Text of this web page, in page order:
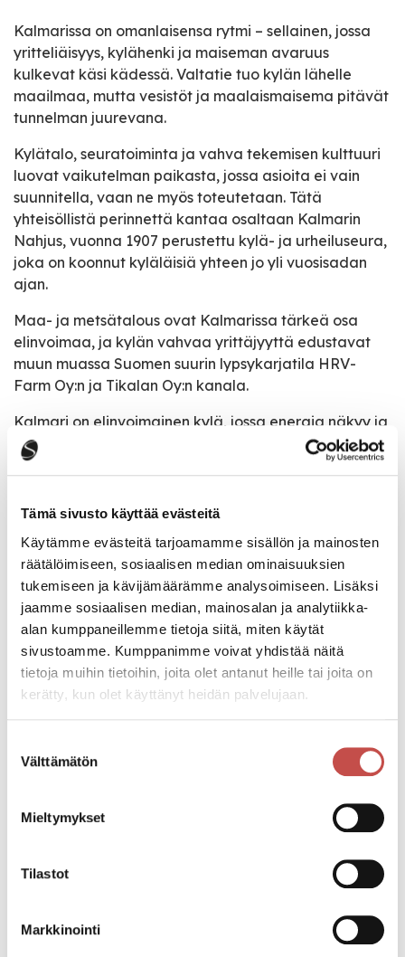
Tämä sivusto käyttää evästeitä
Käytämme evästeitä tarjoamamme sisällön ja mainosten
räätälöimiseen, sosiaalisen median ominaisuuksien
tukemiseen ja kävijämäärämme analysoimiseen. Lisäksi
jaamme sosiaalisen median, mainosalan ja analytiikka-
alan kumppaneillemme tietoja siitä, miten käytät
sivustoamme. Kumppanimme voivat yhdistää näitä
tietoja muihin tietoihin, joita olet antanut heille tai joita on
kerätty, kun olet käyttänyt heidän palvelujaan.
valinta
Välttämätön
Mieltymykset
Tilastot
Markkinointi
Kalmarissa on omanlaisensa rytmi – sellainen, jossa
yritteliäisyys, kylähenki ja maiseman avaruus
kulkevat käsi kädessä. Valtatie tuo kylän lähelle
maailmaa, mutta vesistöt ja maalaismaisema pitävät
tunnelman juurevana.
Kylätalo, seuratoiminta ja vahva tekemisen kulttuuri
luovat vaikutelman paikasta, jossa asioita ei vain
suunnitella, vaan ne myös toteutetaan. Tätä
yhteisöllistä perinnettä kantaa osaltaan Kalmarin
Nahjus, vuonna 1907 perustettu kylä- ja urheiluseura,
joka on koonnut kyläläisiä yhteen jo yli vuosisadan
ajan.
Maa- ja metsätalous ovat Kalmarissa tärkeä osa
elinvoimaa, ja kylän vahvaa yrittäjyyttä edustavat
muun muassa Suomen suurin lypsykarjatila HRV-
Farm Oy:n ja Tikalan Oy:n kanala.
Kalmari on elinvoimainen kylä, jossa energia näkyy ja
tuntuu.
Kalmarin kylän kotisivut